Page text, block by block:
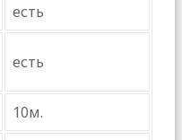
есть
есть
10м.